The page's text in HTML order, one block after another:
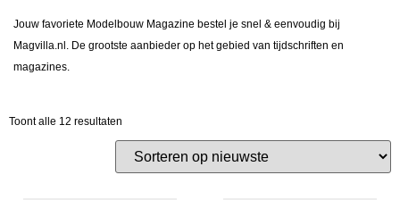
Jouw favoriete Modelbouw Magazine bestel je snel & eenvoudig bij
Magvilla.nl. De grootste aanbieder op het gebied van tijdschriften en
magazines.
Toont alle 12 resultaten